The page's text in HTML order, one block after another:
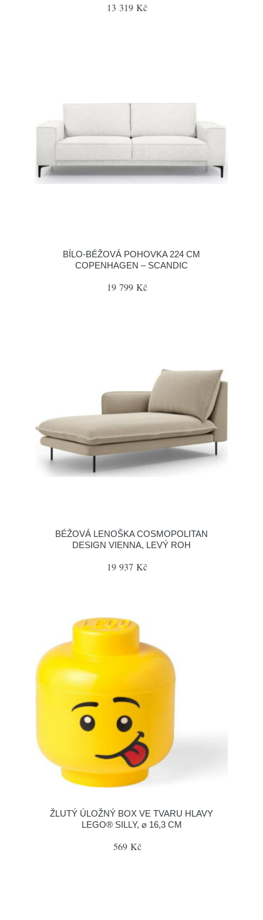
13 319 Kč
BÍLO-BÉŽOVÁ POHOVKA 224 CM
COPENHAGEN – SCANDIC
19 799 Kč
BÉŽOVÁ LENOŠKA COSMOPOLITAN
DESIGN VIENNA, LEVÝ ROH
19 937 Kč
ŽLUTÝ ÚLOŽNÝ BOX VE TVARU HLAVY
LEGO® SILLY, ⌀ 16,3 CM
569 Kč